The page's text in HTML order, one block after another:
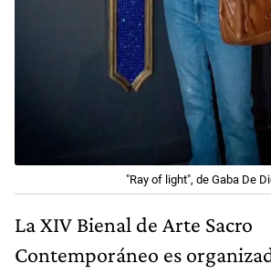
"Ray of light", de Gaba De
La XIV Bienal de Arte Sacro
Contemporáneo es